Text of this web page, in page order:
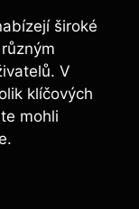
široké
V
klíčových
mohli